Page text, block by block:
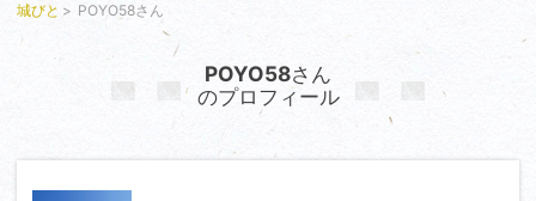
城びと POYO58さん
POYO58さん
のプロフィール